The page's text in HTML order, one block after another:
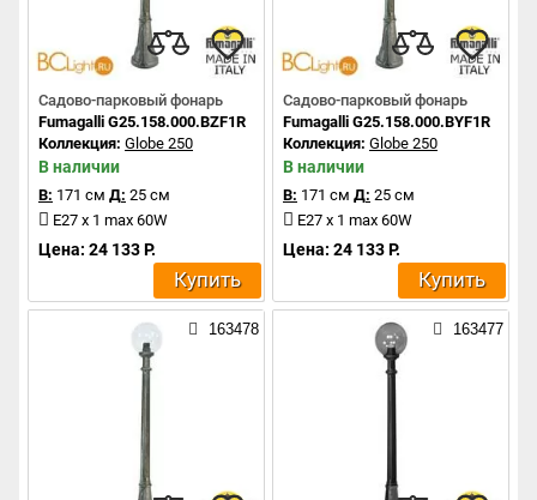
Садово-парковый фонарь
Fumagalli G25.158.000.BZF1R
Коллекция: Globe 250
В наличии
В: 171 см Д: 25 см
E27 x 1 max 60W
Цена: 24 133 Р.
Купить
Садово-парковый фонарь
Fumagalli G25.158.000.BYF1R
Коллекция: Globe 250
В наличии
В: 171 см Д: 25 см
E27 x 1 max 60W
Цена: 24 133 Р.
Купить
163478 163477